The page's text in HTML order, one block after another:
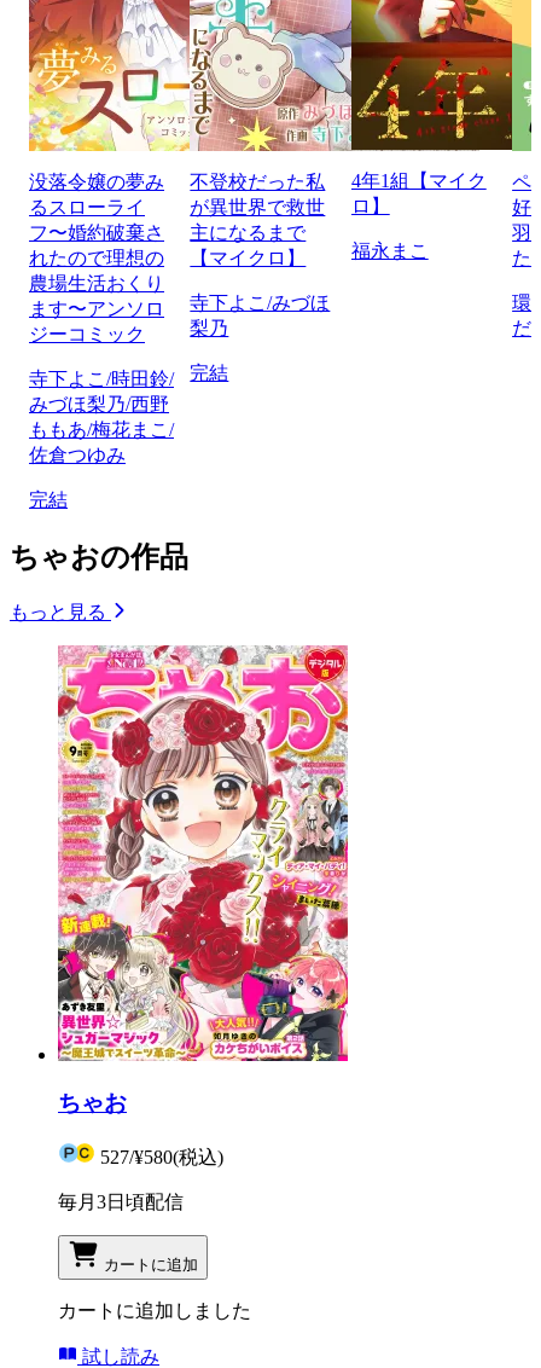
没落令嬢の夢み
るスローライ
フ〜婚約破棄さ
れたので理想の
農場生活おくり
ます〜アンソロ
ジーコミック
寺下よこ/時田鈴/
みづほ梨乃/西野
ももあ/梅花まこ/
佐倉つゆみ
完結
不登校だった私
が異世界で救世
主になるまで
【マイクロ】
寺下よこ/みづほ
梨乃
完結
4年1組【マイク
ロ】
福永まこ
ペ
好
羽
た
環
だ
ちゃおの作品
もっと見る
ちゃお
527/¥580(税込)
毎月3日頃配信
カートに追加
カートに追加しました
試し読み